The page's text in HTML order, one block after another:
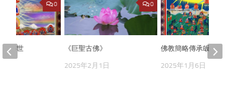
0
《巨聖古佛》
2025年2月1日
佛教簡略傳承皈依境
2025年1月6日
0
佛轉世